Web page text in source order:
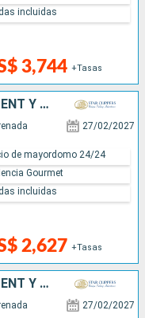
3,744 +Tasas
incluidas
GRENADA, ANTÁRTICO, SAN VINCENT Y LAS GRANADINAS, SANTA LUCIA, DOMINICA, ANTIGUA Y BARBUDA
27/02/2027
2,627 +Tasas
de mayordomo 24/24
Gourmet
incluidas
GRENADA, ANTÁRTICO, SAN VINCENT Y LAS GRANADINAS, SANTA LUCIA, DOMINICA, ANTIGUA Y BARBUDA
27/02/2027